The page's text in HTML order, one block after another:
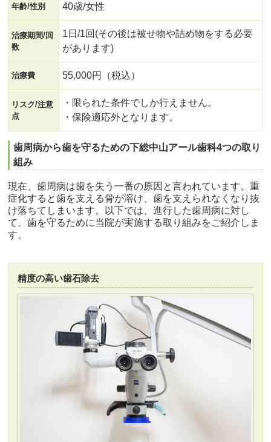
年齢/性別 40歳/女性
治療期間/回
数
1日/1回(その後は被せ物や詰め物をする必要
があります)
治療費 55,000円（税込）
リスク/注意
点
・限られた条件でしか行えません。
・保険適応外となります。
歯周病から歯を守るための下総中山アール歯科4つの取り
組み
現在、歯周病は歯を失う一番の原因と言われています。重
症化すると歯を支える骨が溶け、歯を支えられなくなり抜
け落ちてしまいます。以下では、進行した歯周病に対し
て、歯を守るために当院が実施する取り組みをご紹介しま
す。
精度の高い歯石除去